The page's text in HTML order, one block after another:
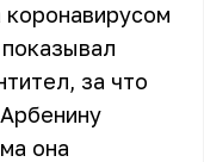
за что
она